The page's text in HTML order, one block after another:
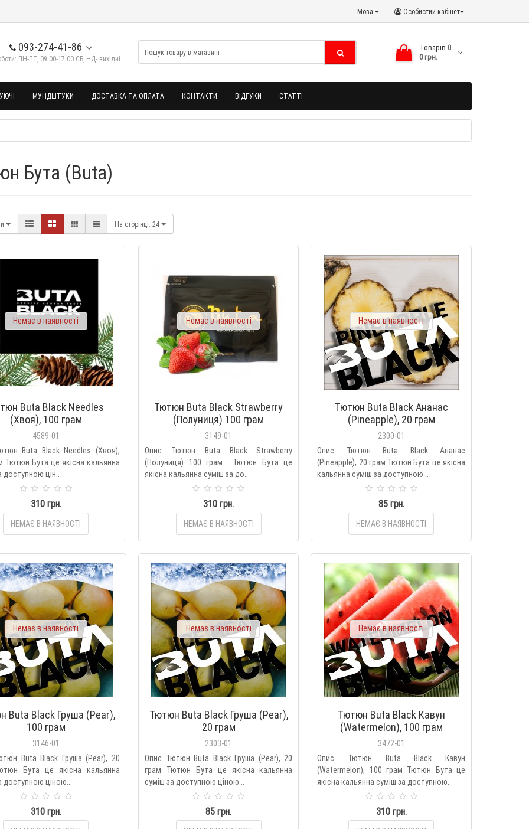
Особистий кабінет
Мова
093-274-41-86
ПН-ПТ, 09:00-17:00 СБ, НД- вихідні
Tоварів 0
0 грн.
МУНДШТУКИ ДОСТАВКА ТА ОПЛАТА КОНТАКТИ ВІДГУКИ СТАТТІ
Бута (Buta)
На сторінці: 24
Немає в наявності
Buta Black Needles
(Хвоя), 100 грам
4589-01
Buta Black Needles (Хвоя),
Тютюн Бута це якісна кальянна
доступною цін..
310 грн.
НЕМАЄ В НАЯВНОСТІ
Немає в наявності
Тютюн Buta Black Strawberry
(Полуниця) 100 грам
3149-01
Опис Тютюн Buta Black Strawberry
(Полуниця) 100 грам Тютюн Бута це
якісна кальянна суміш за до..
310 грн.
НЕМАЄ В НАЯВНОСТІ
Немає в наявності
Тютюн Buta Black Ананас
(Pineapple), 20 грам
2300-01
Опис Тютюн Buta Black Ананас
(Pineapple), 20 грам Тютюн Бута це якісна
кальянна суміш за доступною ..
85 грн.
НЕМАЄ В НАЯВНОСТІ
Немає в наявності
Buta Black Груша (Pear),
100 грам
3146-01
Buta Black Груша (Pear), 20
Бута це якісна кальянна
доступною ціною...
310 грн.
Немає в наявності
Тютюн Buta Black Груша (Pear),
20 грам
2303-01
Опис Тютюн Buta Black Груша (Pear), 20
грам Тютюн Бута це якісна кальянна
суміш за доступною ціною...
85 грн.
Немає в наявності
Тютюн Buta Black Кавун
(Watermelon), 100 грам
3472-01
Опис Тютюн Buta Black Кавун
(Watermelon), 100 грам Тютюн Бута це
якісна кальянна суміш за доступною..
310 грн.